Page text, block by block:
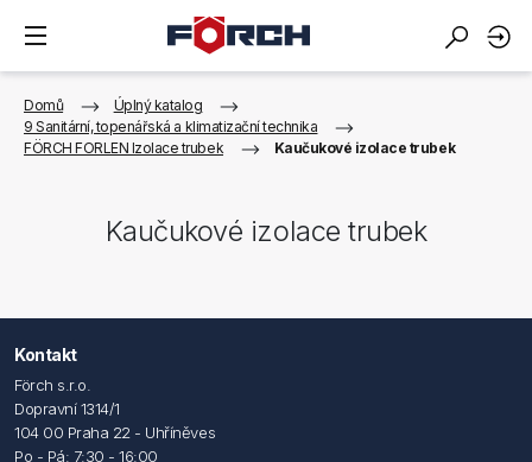
Domů
Úplný katalog
9 Sanitární, topenářská a klimatizační technika
FÖRCH FORLEN Izolace trubek
Kaučukové izolace trubek
Kaučukové izolace trubek
Kontakt
Förch s.r.o.
Dopravní 1314/1
104 00 Praha 22 - Uhříněves
Po - Pá: 7:30 - 16:00